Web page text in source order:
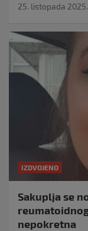
25. listopada 2025.
IZDVOJENO
Sakuplja se
nepokretna